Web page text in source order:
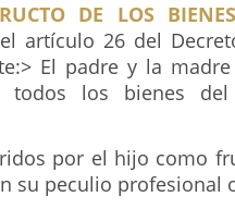
DE LOS
artículo 26 del
El padre y la
todos los bienes
por el hijo como
su peculio profesional